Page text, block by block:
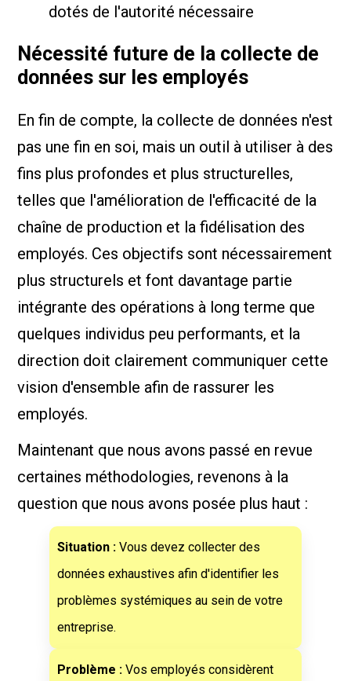
dotés de l'autorité nécessaire
Nécessité future de la collecte de
données sur les employés
En fin de compte, la collecte de données n'est
pas une fin en soi, mais un outil à utiliser à des
fins plus profondes et plus structurelles,
telles que l'amélioration de l'efficacité de la
chaîne de production et la fidélisation des
employés. Ces objectifs sont nécessairement
plus structurels et font davantage partie
intégrante des opérations à long terme que
quelques individus peu performants, et la
direction doit clairement communiquer cette
vision d'ensemble afin de rassurer les
employés.
Maintenant que nous avons passé en revue
certaines méthodologies, revenons à la
question que nous avons posée plus haut :
Situation :Vous devez collecter des
données exhaustives afin d'identifier les
problèmes systémiques au sein de votre
entreprise.
Problème :Vos employés considèrent